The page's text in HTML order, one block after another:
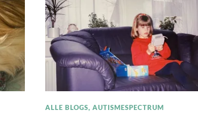
ALLE BLOGS, AUTISMESPECTRUM